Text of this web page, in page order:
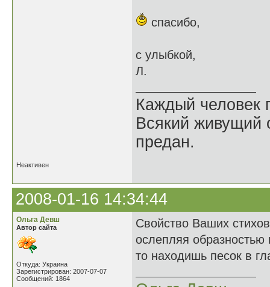
спасибо,
с улыбкой,
Л.
Каждый человек
Всякий живущий
предан.
Неактивен
2008-01-16 14:34:44
Ольга Девш
Автор сайта
Откуда: Украина
Зарегистрирован: 2007-07-07
Сообщений: 1864
Свойство Ваших
ослепляя
то находишь песок в